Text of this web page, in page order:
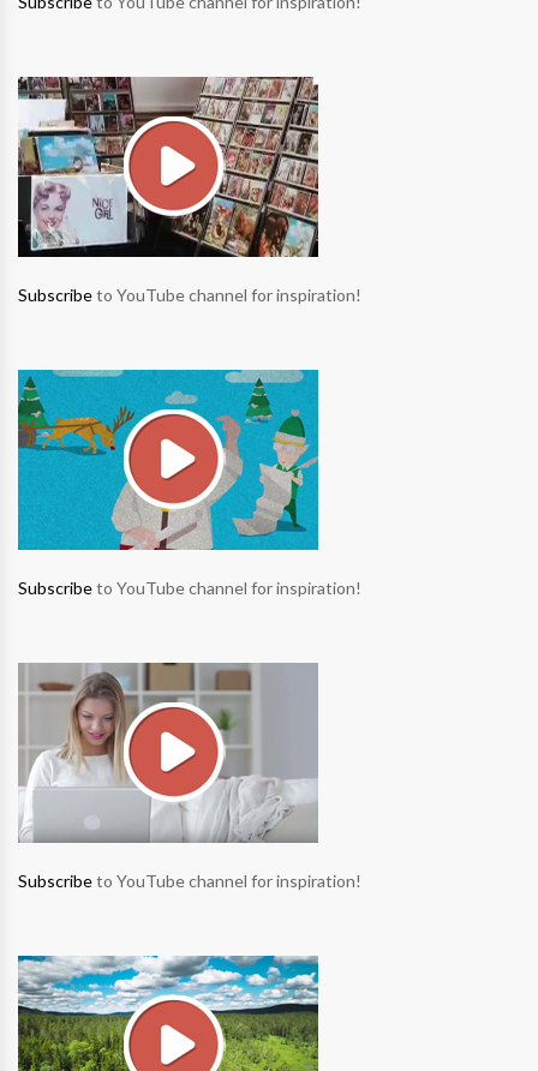
Subscribeto YouTube channel for inspiration!
Subscribeto YouTube channel for inspiration!
Subscribeto YouTube channel for inspiration!